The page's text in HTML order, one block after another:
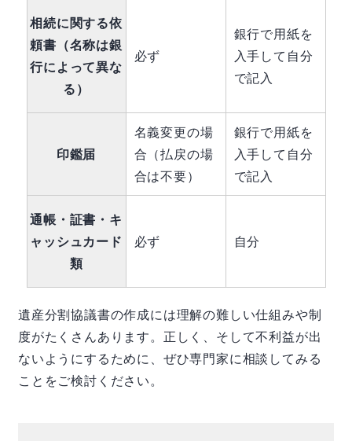
相続に関する依
頼書（名称は銀
行によって異な
る）
必ず
銀行で用紙を
入手して自分
で記入
印鑑届
名義変更の場
合（払戻の場
合は不要）
銀行で用紙を
入手して自分
で記入
通帳・証書・キ
ャッシュカード
類
必ず 自分
遺産分割協議書の作成には理解の難しい仕組みや制
度がたくさんあります。正しく、そして不利益が出
ないようにするために、ぜひ専門家に相談してみる
ことをご検討ください。